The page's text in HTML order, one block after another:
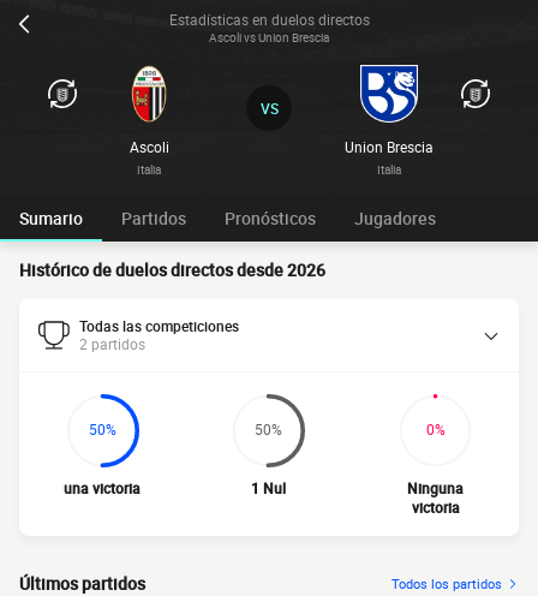
Estadísticas en duelos directos
Ascoli vs Union Brescia
Ascoli
Italia
Union Brescia
Italia
VS
Sumario Partidos Pronósticos Jugadores
Histórico de duelos directos desde 2026
Todas las competiciones
2 partidos
50%
una victoria
50%
1 Nul
0%
Ninguna
victoria
Últimos partidos Todos los partidos